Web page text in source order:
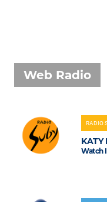
Web Radio
RADIO
KATY
Watch